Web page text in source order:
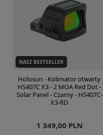
NASZ BESTSELLER
Holosun - Kolimator otwarty
HS407C X3 - 2 MOA Red Dot -
Solar Panel - Czarny - HS407C-
X3-RD
1 349,00 PLN